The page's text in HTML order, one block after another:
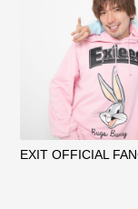
EXIT OFFICIAL